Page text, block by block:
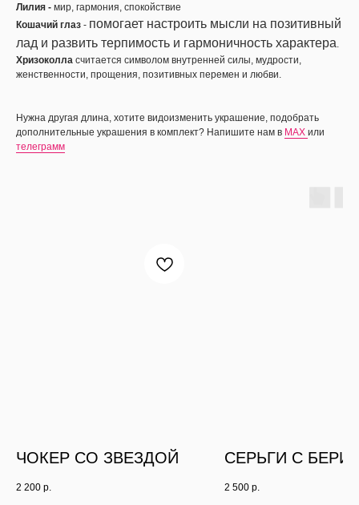
Лилия - мир, гармония, спокойствие
Кошачий глаз - помогает настроить мысли на позитивный
лад и развить терпимость и гармоничность характера.
Хризоколла считается символом внутренней силы, мудрости,
женственности, прощения, позитивных перемен и любви.
Нужна другая длина, хотите видоизменить украшение, подобрать
дополнительные украшения в комплект? Напишите нам в MAX или
телеграмм
ЧОКЕР СО ЗВЕЗДОЙ
2 200 р.
СЕРЬГИ С
2 500 р.